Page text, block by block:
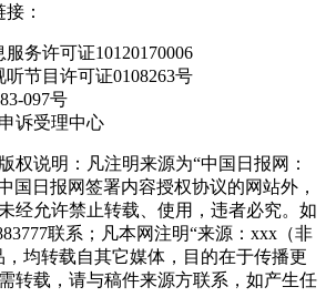
：
务许可证10120170006
节目许可证0108263号
097号
诉受理中心
权说明：凡注明来源为“中国日报网：
国日报网签署内容授权协议的网站外，
经允许禁止转载、使用，违者必究。如
联系；凡本网注明“来源：xxx（非
均转载自其它媒体，目的在于传播更
转载，请与稿件来源方联系，如产生任